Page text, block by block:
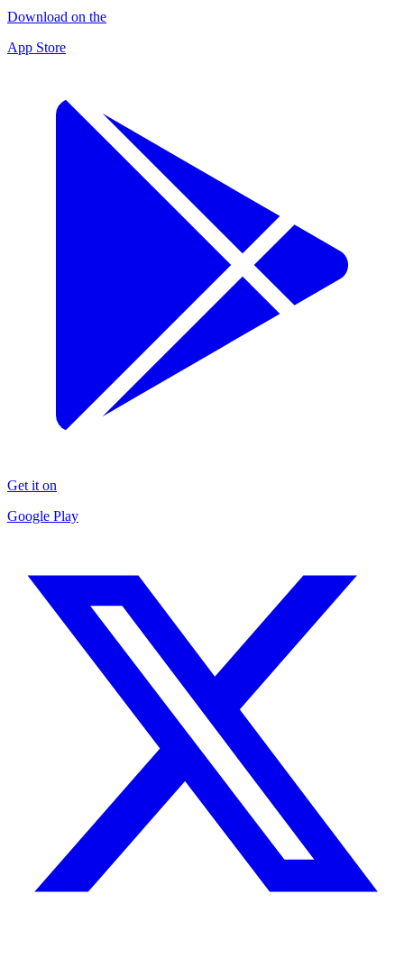
Download on the
App Store
Get it on
Google Play